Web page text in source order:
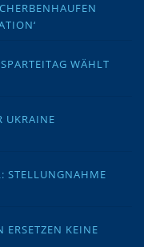
WÄHLT
UKRAINE
STELLUNGNAHME
ERSETZEN KEINE